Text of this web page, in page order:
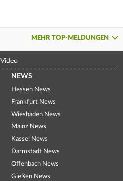
MEHR TOP-MELDUNGEN
Video
NEWS
Hessen News
Frankfurt News
Wiesbaden News
Mainz News
Kassel News
Darmstadt News
Offenbach News
Gießen News